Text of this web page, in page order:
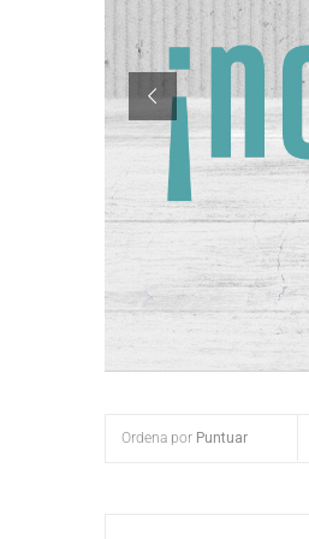
Ordena por Puntuar